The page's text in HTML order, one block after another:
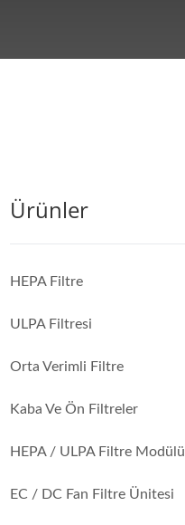
Ürünler
HEPA Filtre
ULPA Filtresi
Orta Verimli Filtre
Kaba Ve Ön Filtreler
HEPA / ULPA Filtre Modülü
EC / DC Fan Filtre Ünitesi